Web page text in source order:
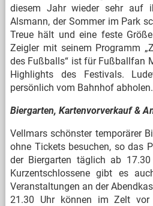
diesem Jahr wieder sehr auf
Alsmann, der Sommer im Park
Treue hält und eine feste
Zeigler mit seinem Programm
des Fußballs“ ist für Fußballfan
Highlights des Festivals.
persönlich vom Bahnhof abholen.
Biergarten, Kartenvorverkauf &
Vellmars schönster temporärer
ohne Tickets besuchen, so das
der Biergarten täglich ab
Kurzentschlossene gibt es
Veranstaltungen an der
21.30 Uhr können im Zelt vor